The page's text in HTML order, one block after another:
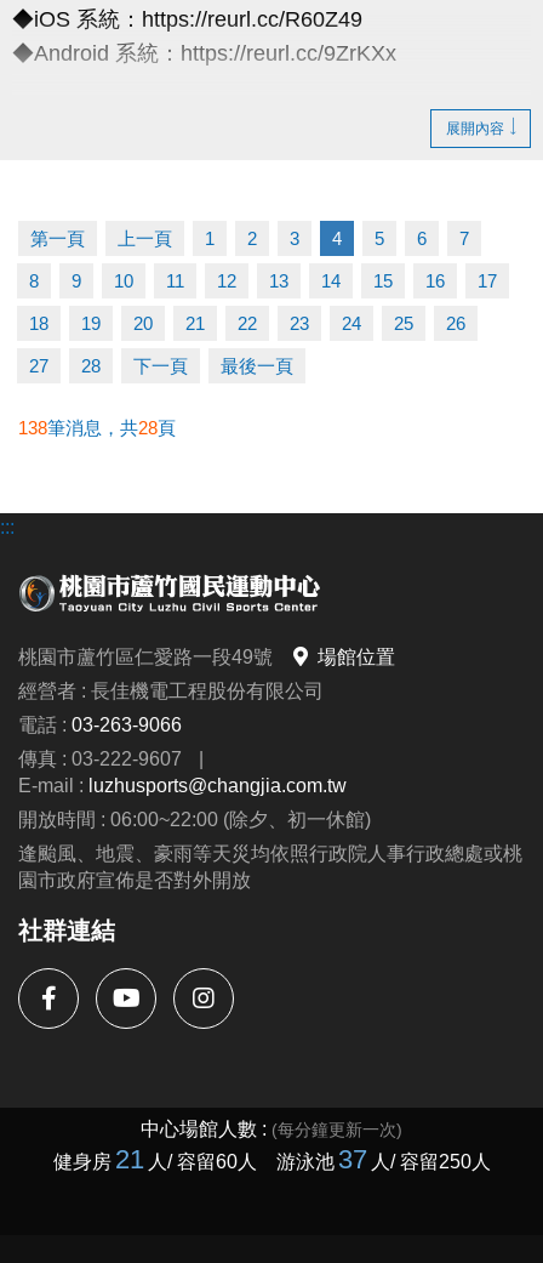
◆iOS 系統：https://reurl.cc/R60Z49
◆Android 系統：https://reurl.cc/9ZrKXx
一般-----6/1至6/21享95折
多梯優惠---兩梯9折/三梯88折/五梯85折
◆泳力試煉營
超早鳥---5/10前享85折
一般-----6/1至6/30(一梯95折/兩梯9折/三梯88折)
早鳥---至6/28前
6/28後報名 凡參加過耕斗耘或上課學員享9折優惠
◆伊索教育科學全日營
第一周---$4900
第二周至第九周---$8300
(可與蘆運夏令營並行優惠呦、泳池、耕斗耘除外
連絡資訊
-洽詢專線：03-2639066 #115、116
https://www.lzsports.com.tw/zh_TW/news/pageID/1/
-FB : 桃園市蘆竹國民運動中心
-IG : @luzhusports
展開內容
第一頁 上一頁 1 2 3 4 5 6 7
8 9 10 11 12 13 14 15 16 17
18 19 20 21 22 23 24 25 26
27 28 下一頁 最後一頁
138筆消息，共28頁
:::
桃園市蘆竹區仁愛路一段49號
場館位置
經營者 : 長佳機電工程股份有限公司
電話 : 03-263-9066
傳真 : 03-222-9607
|
E-mail : luzhusports@changjia.com.tw
開放時間 : 06:00~22:00 (除夕、初一休館)
逢颱風、地震、豪雨等天災均依照行政院人事行政總處或桃
園市政府宣佈是否對外開放
社群連結